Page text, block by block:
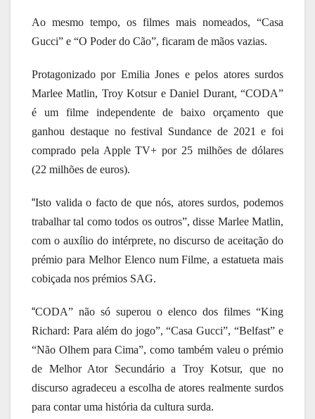
Ao mesmo tempo, os filmes mais nomeados, “Casa
Gucci” e “O Poder do Cão”, ficaram de mãos vazias.
Protagonizado por Emilia Jones e pelos atores surdos
Marlee Matlin, Troy Kotsur e Daniel Durant, “CODA”
é um filme independente de baixo orçamento que
ganhou destaque no festival Sundance de 2021 e foi
comprado pela Apple TV+ por 25 milhões de dólares
(22 milhões de euros).
“Isto valida o facto de que nós, atores surdos, podemos
trabalhar tal como todos os outros”, disse Marlee Matlin,
com o auxílio do intérprete, no discurso de aceitação do
prémio para Melhor Elenco num Filme, a estatueta mais
cobiçada nos prémios SAG.
“CODA” não só superou o elenco dos filmes “King
Richard: Para além do jogo”, “Casa Gucci”, “Belfast” e
“Não Olhem para Cima”, como também valeu o prémio
de Melhor Ator Secundário a Troy Kotsur, que no
discurso agradeceu a escolha de atores realmente surdos
para contar uma história da cultura surda.